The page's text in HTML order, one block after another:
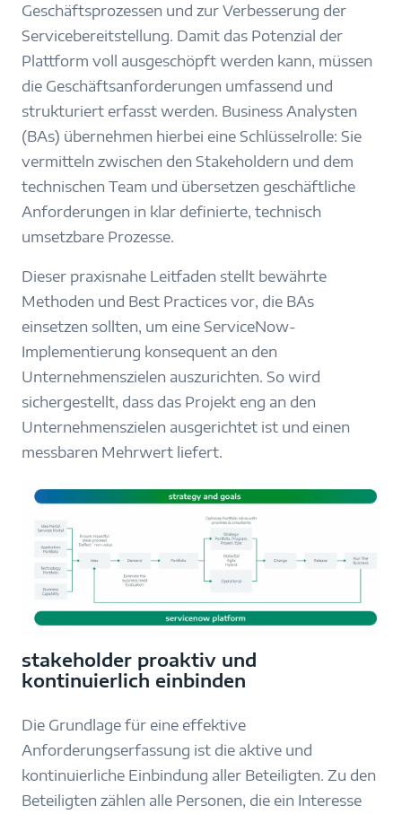
Geschäftsprozessen und zur Verbesserung der
Servicebereitstellung. Damit das Potenzial der
Plattform voll ausgeschöpft werden kann, müssen
die Geschäftsanforderungen umfassend und
strukturiert erfasst werden. Business Analysten
(BAs) übernehmen hierbei eine Schlüsselrolle: Sie
vermitteln zwischen den Stakeholdern und dem
technischen Team und übersetzen geschäftliche
Anforderungen in klar definierte, technisch
umsetzbare Prozesse.
Dieser praxisnahe Leitfaden stellt bewährte
Methoden und Best Practices vor, die BAs
einsetzen sollten, um eine ServiceNow-
Implementierung konsequent an den
Unternehmenszielen auszurichten. So wird
sichergestellt, dass das Projekt eng an den
Unternehmenszielen ausgerichtet ist und einen
messbaren Mehrwert liefert.
stakeholder proaktiv und
kontinuierlich einbinden
Die Grundlage für eine effektive
Anforderungserfassung ist die aktive und
kontinuierliche Einbindung aller Beteiligten. Zu den
Beteiligten zählen alle Personen, die ein Interesse